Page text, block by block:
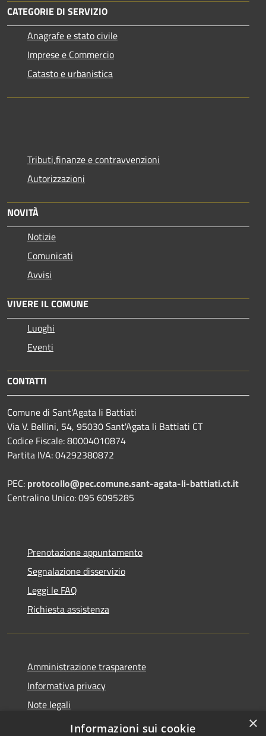
CATEGORIE DI SERVIZIO
Anagrafe e stato civile
Imprese e Commercio
Catasto e urbanistica
Tributi,finanze e contravvenzioni
Autorizzazioni
NOVITÀ
Notizie
Comunicati
Avvisi
VIVERE IL COMUNE
Luoghi
Eventi
CONTATTI
Comune di Sant'Agata li Battiati
Via V. Bellini, 54, 95030 Sant'Agata li Battiati CT
Codice Fiscale: 80004010874
Partita IVA: 04292380872
PEC: protocollo@pec.comune.sant-agata-li-battiati.ct.it
Centralino Unico: 095 6095285
Prenotazione appuntamento
Segnalazione disservizio
Leggi le FAQ
Richiesta assistenza
Amministrazione trasparente
Informativa privacy
Note legali
Dichiarazione di accessibilità
×
Informazioni sui cookie